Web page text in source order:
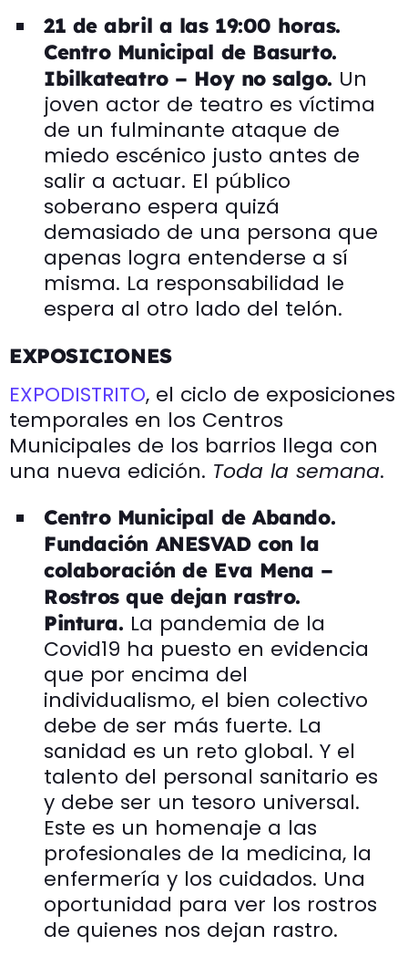
21 de abril a las 19:00 horas.
Centro Municipal de Basurto.
Ibilkateatro – Hoy no salgo. Un
joven actor de teatro es víctima
de un fulminante ataque de
miedo escénico justo antes de
salir a actuar. El público
soberano espera quizá
demasiado de una persona que
apenas logra entenderse a sí
misma. La responsabilidad le
espera al otro lado del telón.
EXPOSICIONES
EXPODISTRITO, el ciclo de exposiciones
temporales en los Centros
Municipales de los barrios llega con
una nueva edición. Toda la semana.
Centro Municipal de Abando.
Fundación ANESVAD con la
colaboración de Eva Mena –
Rostros que dejan rastro.
Pintura. La pandemia de la
Covid19 ha puesto en evidencia
que por encima del
individualismo, el bien colectivo
debe de ser más fuerte. La
sanidad es un reto global. Y el
talento del personal sanitario es
y debe ser un tesoro universal.
Este es un homenaje a las
profesionales de la medicina, la
enfermería y los cuidados. Una
oportunidad para ver los rostros
de quienes nos dejan rastro.